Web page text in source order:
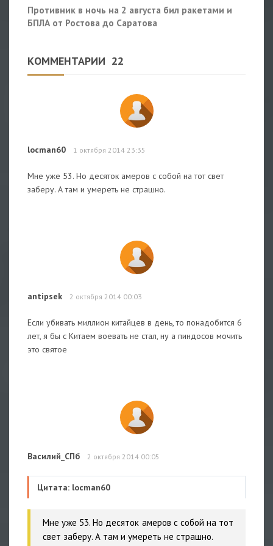
Противник в ночь на 2 августа бил ракетами и
БПЛА от Ростова до Саратова
КОММЕНТАРИИ 22
locman60 1 октября 2014 23:35
Мне уже 53. Но десяток амеров с собой на тот свет
заберу. А там и умереть не страшно.
antipsek 2 октября 2014 00:03
Если убивать миллион китайцев в день, то понадобится 6
лет, я бы с Китаем воевать не стал, ну а пиндосов мочить
это святое
Василий_СПб 2 октября 2014 00:05
Цитата: locman60
Мне уже 53. Но десяток амеров с собой на тот
свет заберу. А там и умереть не страшно.